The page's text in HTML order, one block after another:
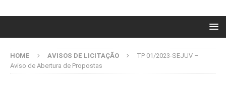
HOME AVISOS DE LICITAÇÃO
TP 01/2023-SEJUV –
Aviso de Abertura de Propostas